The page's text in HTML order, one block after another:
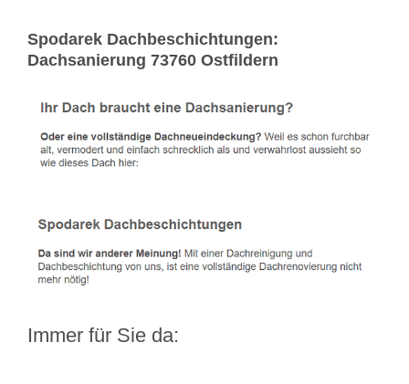
Spodarek Dachbeschichtungen:
Dachsanierung 73760 Ostfildern
Immer für Sie da: